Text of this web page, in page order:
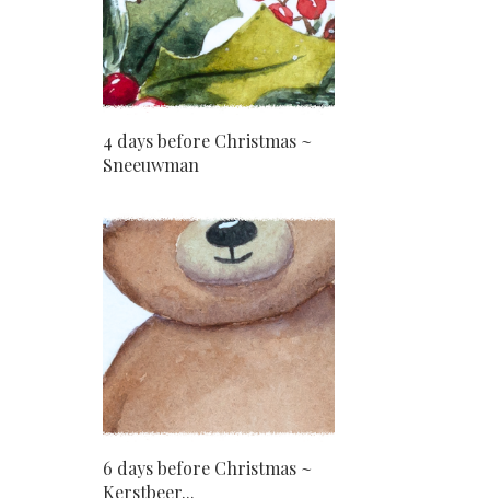
4 days before Christmas ~
Sneeuwman
6 days before Christmas ~
Kerstbeer...